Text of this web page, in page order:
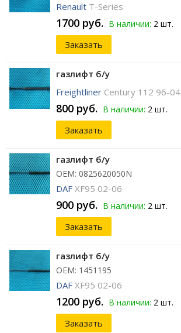
Renault T-Series
1700 руб. В наличии: 2 шт.
Заказать
газлифт б/у
Freightliner Century 112 96-04
800 руб. В наличии: 2 шт.
Заказать
газлифт б/у
ОЕМ: 0825620050N
DAF XF95 02-06
900 руб. В наличии: 2 шт.
Заказать
газлифт б/у
ОЕМ: 1451195
DAF XF95 02-06
1200 руб. В наличии: 2 шт.
Заказать